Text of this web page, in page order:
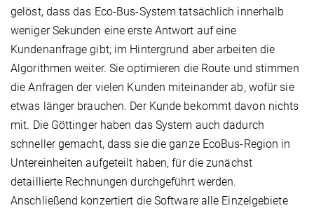
gelöst, dass das Eco-Bus-System tatsächlich innerhalb
weniger Sekunden eine erste Antwort auf eine
Kundenanfrage gibt; im Hintergrund aber arbeiten die
Algorithmen weiter. Sie optimieren die Route und stimmen
die Anfragen der vielen Kunden miteinander ab, wofür sie
etwas länger brauchen. Der Kunde bekommt davon nichts
mit. Die Göttinger haben das System auch dadurch
schneller gemacht, dass sie die ganze EcoBus-Region in
Untereinheiten aufgeteilt haben, für die zunächst
detaillierte Rechnungen durchgeführt werden.
Anschließend konzertiert die Software alle Einzelgebiete